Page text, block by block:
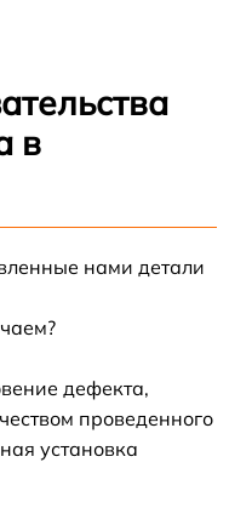
в
нами детали
дефекта,
проведенного
установка